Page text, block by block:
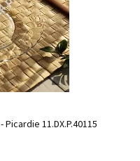
11.DX.P.40115